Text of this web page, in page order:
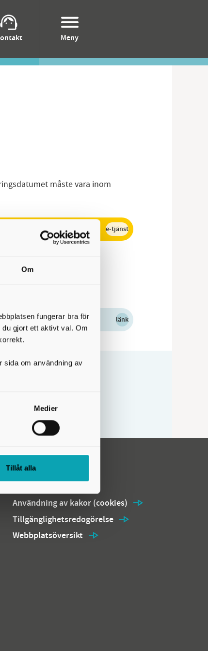
Om
fungerar bra för
gjort ett aktivt val. Om
sida om användning av
Medier
Tillåt alla
Meny
måste vara inom
e-tjänst
länk
Om webbplatsen
Användning av kakor (cookies)
Tillgänglighetsredogörelse
Webbplatsöversikt